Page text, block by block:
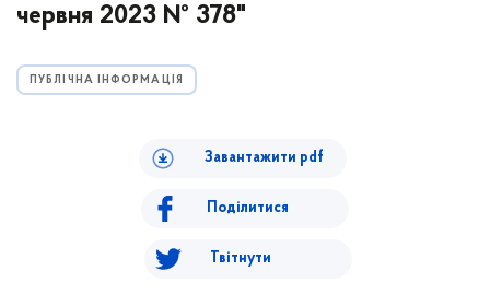
червня 2023 № 378"
ПУБЛІЧНА ІНФОРМАЦІЯ
Завантажити pdf
Поділитися
Твітнути